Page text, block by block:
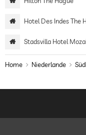
Hotel Des Indes The
Stadsvilla Hotel
Home Niederlande